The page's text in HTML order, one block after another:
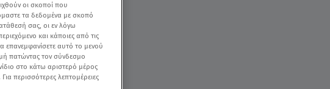
οι σκοποί που
τα δεδομένα με σκοπό
σας, οι εν λόγω
και κάποιες από τις
επανεμφανίσετε αυτό το μενού
πατώντας τον σύνδεσμο
στο κάτω αριστερό μέρος
περισσότερες λεπτομέρειες